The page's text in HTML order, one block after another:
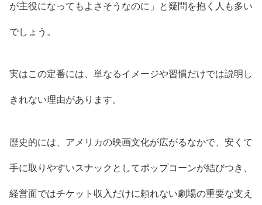
が主役になってもよさそうなのに」と疑問を抱く人も多い
でしょう。
実はこの定番には、単なるイメージや習慣だけでは説明し
きれない理由があります。
歴史的には、アメリカの映画文化が広がるなかで、安くて
手に取りやすいスナックとしてポップコーンが結びつき、
経営面ではチケット収入だけに頼れない劇場の重要な支え